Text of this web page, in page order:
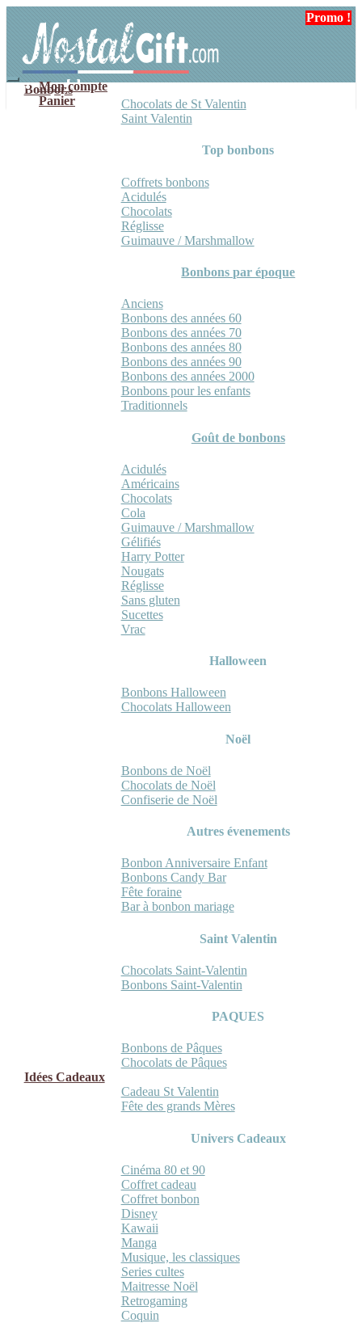
navigation
contenu
Mon compte
Panier
Bonbons
Chocolats de St Valentin
Saint Valentin
Top bonbons
Coffrets bonbons
Acidulés
Chocolats
Réglisse
Guimauve / Marshmallow
Bonbons par époque
Anciens
Bonbons des années 60
Bonbons des années 70
Bonbons des années 80
Bonbons des années 90
Bonbons des années 2000
Bonbons pour les enfants
Traditionnels
Goût de bonbons
Acidulés
Américains
Chocolats
Cola
Guimauve / Marshmallow
Gélifiés
Harry Potter
Nougats
Réglisse
Sans gluten
Sucettes
Vrac
Halloween
Bonbons Halloween
Chocolats Halloween
Noël
Bonbons de Noël
Chocolats de Noël
Confiserie de Noël
Autres évenements
Bonbon Anniversaire Enfant
Bonbons Candy Bar
Fête foraine
Bar à bonbon mariage
Saint Valentin
Chocolats Saint-Valentin
Bonbons Saint-Valentin
PAQUES
Bonbons de Pâques
Chocolats de Pâques
Idées Cadeaux
Cadeau St Valentin
Fête des grands Mères
Univers Cadeaux
Cinéma 80 et 90
Coffret cadeau
Coffret bonbon
Disney
Kawaii
Manga
Musique, les classiques
Series cultes
Maitresse Noël
Retrogaming
Coquin
Promo !